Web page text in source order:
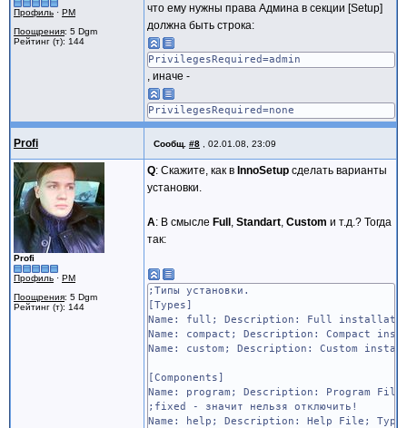
Профиль · PM
Поощрения: 5 Dgm
Рейтинг (т): 144
что ему нужны права Админа в секции [Setup]
должна быть строка:
PrivilegesRequired=admin
, иначе -
PrivilegesRequired=none
Profi Сообщ. #8 02.01.08, 23:09
Profi
Профиль · PM
Поощрения: 5 Dgm
Рейтинг (т): 144
Q: Скажите, как в InnoSetup сделать варианты
установки.
A: В смысле Full Standart Custom и т.д.? Тогда
так:
;Типы установки.
[Types]
Name: full; Description: Full
Name: compact; Description: Compact
Name: custom; Description: Custom
[Components]
Name: program; Description: Program
;fixed - значит нельзя отключить!
Name: help; Description: Help File;